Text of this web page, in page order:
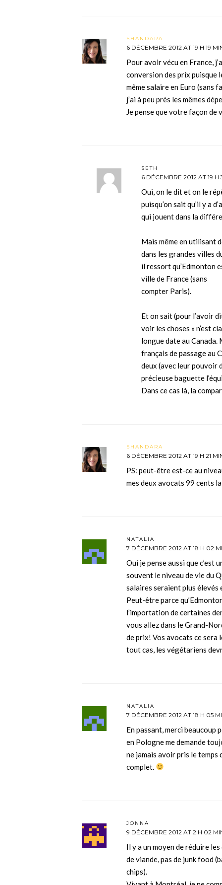
SHANDARA
6 DÉCEMBRE 2012 AT 19 H 19
Pour avoir vécu en France,
conversion des prix puisque
même salaire en Euro (sans
j’ai à peu près les mêmes
Je pense que votre façon
SETH
6 DÉCEMBRE 2012 AT 19 H
Oui, on le dit et on le
puisqu’on sait qu’il y a
qui jouent dans la
Mais même en utilisant
dans les grandes villes
il ressort qu’Edmonton
ville de France (sans
compter Paris).
Et on sait (pour l’avoir
voir les choses » n’est
longue date au
français de passage au
deux (avec leur pouvoir
précieuse baguette
Dans ce cas là, la
SHANDARA
6 DÉCEMBRE 2012 AT 19 H 21
PS: peut-être est-ce au
mes deux avocats 99 cents
NATALIA
7 DÉCEMBRE 2012 AT 18 H 02
Oui je pense aussi que c’est
souvent le niveau de vie du
salaires seraient plus élevés
Peut-être parce
l’importation de certaines
vous allez dans le Grand-
de prix! Vos avocats ce sera
tout cas, les végétariens
NATALIA
7 DÉCEMBRE 2012 AT 18 H 05
En passant, merci beaucoup
en Pologne me demande
ne jamais avoir pris le temps
complet.
JONNA
9 DÉCEMBRE 2012 AT 2 H 02
Il y a un moyen de réduire
de viande, pas de junk food
chips).